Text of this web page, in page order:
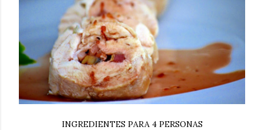
INGREDIENTES PARA 4 PERSONAS